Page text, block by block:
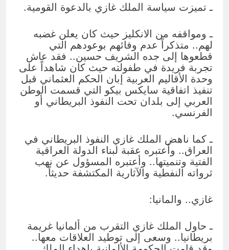
ـ تميزت سياسة الملك غازي بالدعوة القومية.
ـ ومواقفه من الانكليز حيث كان يعلن غضبه
لهم.. متذكراً عدم وفائهم بوعودهم التي
قطعوها إلى جده الشريف حسين.. فقد عاش
تجربة فريدة في طفولته حيث كان شاهداً على
وحدة الأقاليم العربية إبان الحكم العثماني قبل
تنفيذ اتفاقية سايكس بيكو التي قسمت الوطن
العربي إلى بلدان تحت النفوذ البريطاني أو
الفرنسي.
ـ كما ناهض الملك غازي النفوذ البريطاني في
العراق.. وأعتبره عقبة لبناء الدولة العراقية
الفتية وتنميتها.. وأعتبره المسؤول عن نهب
ثرواته النفطية والآثارية المكتشفة حديثاً.
غازي.. والمانيا:
ـ حاول الملك غازي التقرب من ألمانيا غريمة
بريطانيا.. وسعى إلى توطيد العلاقات معها..